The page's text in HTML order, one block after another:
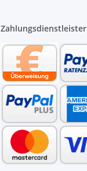
Zahlungsdienstleister